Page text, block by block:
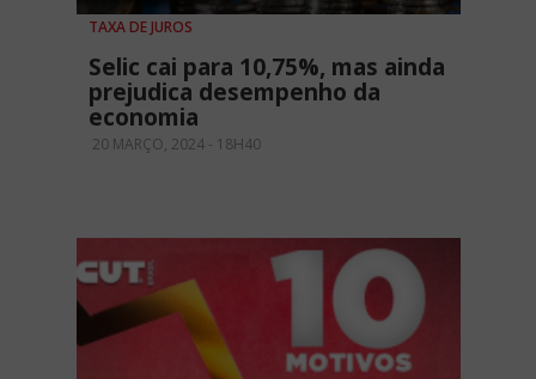
TAXA DE JUROS
Selic cai para 10,75%, mas ainda
prejudica desempenho da
economia
20 MARÇO, 2024 - 18H40